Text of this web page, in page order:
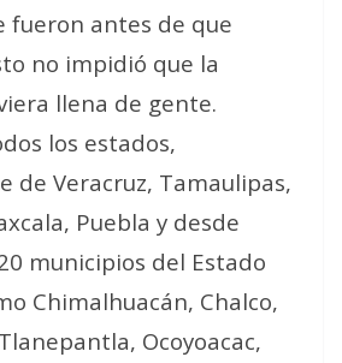
fueron antes de que
no impidió que la
llena de gente.
los estados,
de Veracruz, Tamaulipas,
Puebla y desde
municipios del Estado
Chimalhuacán, Chalco,
Ocoyoacac,